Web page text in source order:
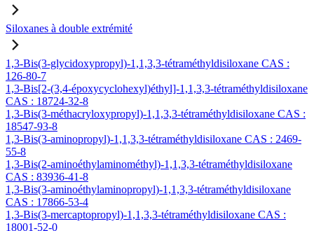
Siloxanes à double extrémité
1,3-Bis(3-glycidoxypropyl)-1,1,3,3-tétraméthyldisiloxane CAS :
126-80-7
1,3-Bis[2-(3,4-époxycyclohexyl)éthyl]-1,1,3,3-tétraméthyldisiloxane
CAS : 18724-32-8
1,3-Bis(3-méthacryloxypropyl)-1,1,3,3-tétraméthyldisiloxane CAS :
18547-93-8
1,3-Bis(3-aminopropyl)-1,1,3,3-tétraméthyldisiloxane CAS : 2469-
55-8
1,3-Bis(2-aminoéthylaminométhyl)-1,1,3,3-tétraméthyldisiloxane
CAS : 83936-41-8
1,3-Bis(3-aminoéthylaminopropyl)-1,1,3,3-tétraméthyldisiloxane
CAS : 17866-53-4
1,3-Bis(3-mercaptopropyl)-1,1,3,3-tétraméthyldisiloxane CAS :
18001-52-0